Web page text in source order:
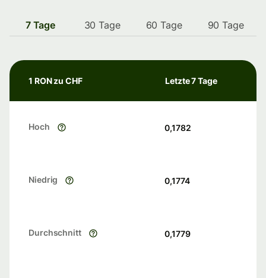
7 Tage 30 Tage 60 Tage 90 Tage
1 RON zu CHF Letzte 7 Tage
Hoch 0,1782
Niedrig 0,1774
Durchschnitt 0,1779